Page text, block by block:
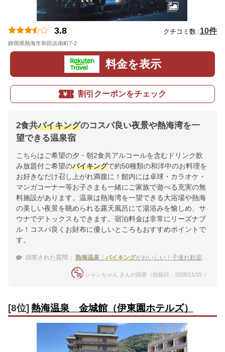
3.8 クチコミ数 :10件
静岡県熱海市和田浜南町7-2
料金を表示
割引クーポンをチェック
2食共バイキングのコスパ良い夜景や熱海湾を一
望できる温泉宿
こちらはご希望の夕・朝2食共アルコールを含むドリンク飲
み放題付ご希望のバイキングで約50種類の和洋中のお料理を
お好きなだけ召し上がれ満腹に！館内には卓球・カラオケ・
マンガコーナー等お子さまも一緒にご家族で遊べる充実の無
料施設があります。温泉は熱海湾を一望できる大浴場や熱海
の美しい夜景を眺められる露天風呂にて湯浴みを愉しめ、サ
ウナでデトックスもできます。宿泊料金は非常にリーズナブ
ル！コスパ良くお財布に優しいところもおすすめポイントで
す。
回答された質問： 熱海温泉 バイキングがおいしい！子連れ歓迎の宿のおすすめは？
シャンちゃん さんの回答（投稿日：2025/11/15 ）
[8位] 熱海温泉 金城館（伊東園ホテルズ）